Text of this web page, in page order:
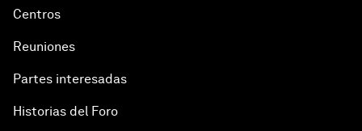
Centros
Reuniones
Partes interesadas
Historias del Foro